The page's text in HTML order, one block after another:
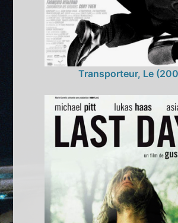
Transporteur, Le